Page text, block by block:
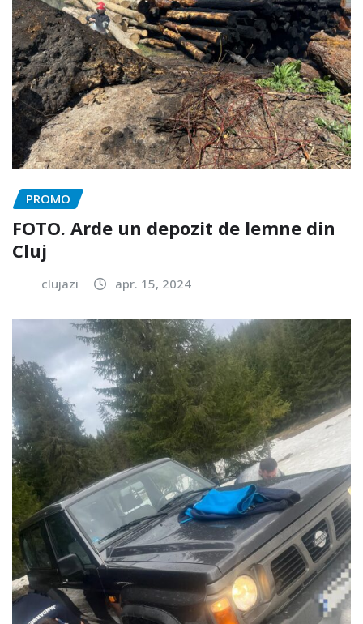
PROMO
FOTO. Arde un depozit de lemne din
Cluj
clujazi apr. 15, 2024